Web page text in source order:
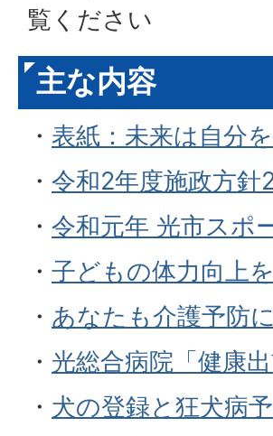
覧ください
主な内容
・ 表紙：未来は自分
・ 令和2年度施政方針
・ 令和元年 光市スポ
・ 子どもの体力向上
・ あなたも介護予防
・ 光総合病院「健康
・ 犬の登録と狂犬病